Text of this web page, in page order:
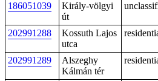
186051039
Király-völgyi
út
202991288
Kossuth Lajos
utca
202991289
Alszeghy
Kálmán tér